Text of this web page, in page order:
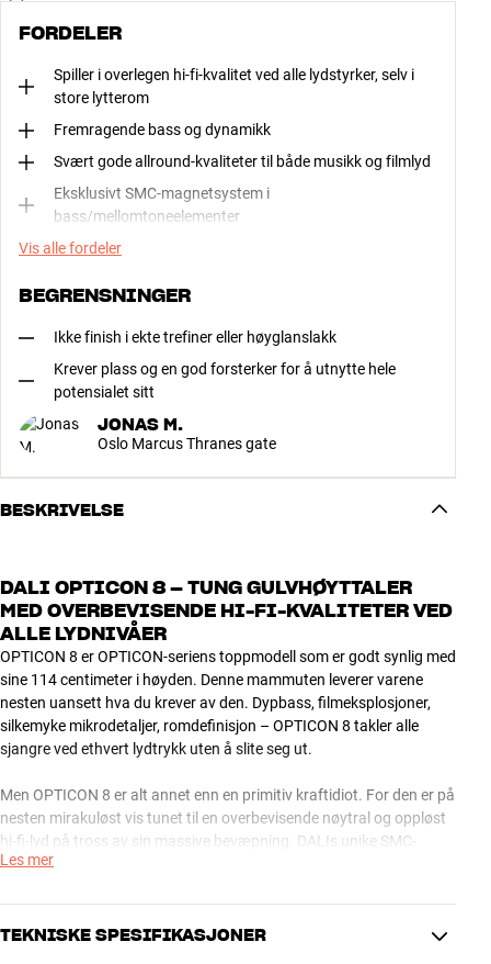
FORDELER
Spiller i overlegen hi-fi-kvalitet ved alle lydstyrker, selv i
store lytterom
Fremragende bass og dynamikk
Svært gode allround-kvaliteter til både musikk og filmlyd
Eksklusivt SMC-magnetsystem i
bass/mellomtoneelementer
Vis alle fordeler
BEGRENSNINGER
Ikke finish i ekte trefiner eller høyglanslakk
Krever plass og en god forsterker for å utnytte hele
potensialet sitt
JONAS M.
Oslo Marcus Thranes gate
BESKRIVELSE
DALI OPTICON 8 – TUNG GULVHØYTTALER
MED OVERBEVISENDE HI-FI-KVALITETER VED
ALLE LYDNIVÅER
OPTICON 8 er OPTICON-seriens toppmodell som er godt synlig med
sine 114 centimeter i høyden. Denne mammuten leverer varene
nesten uansett hva du krever av den. Dypbass, filmeksplosjoner,
silkemyke mikrodetaljer, romdefinisjon – OPTICON 8 takler alle
sjangre ved ethvert lydtrykk uten å slite seg ut.
Men OPTICON 8 er alt annet enn en primitiv kraftidiot. For den er på
nesten mirakuløst vis tunet til en overbevisende nøytral og oppløst
hi-fi-lyd på tross av sin massive bevæpning. DALIs unike SMC-
magnetsystem, low-loss-teknologi og seriøs kvalitet til minste detalj
uforvrengt musikkgjengivelse som vil frembringe et smil selv hos de
med kresne audiofile øreganger.
Les mer
TEKNISKE SPESIFIKASJONER